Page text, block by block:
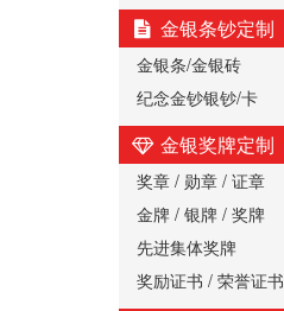
金银条钞定制
金银条/金银砖
纪念金钞银钞/卡
金银奖牌定制
奖章 / 勋章 / 证章
金牌 / 银牌 / 奖牌
先进集体奖牌
奖励证书 / 荣誉证书